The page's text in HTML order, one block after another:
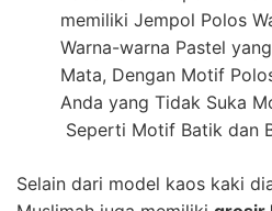
memiliki Jempol Polos
Warna-warna Pastel
Mata, Dengan Motif
Anda yang Tidak Suka
Seperti Motif Batik dan
Selain dari model kaos kaki